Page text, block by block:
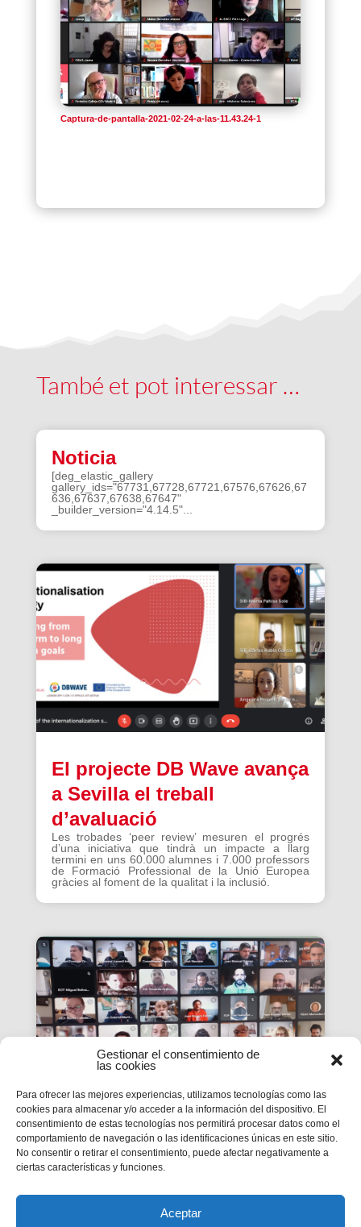
Gestionar el consentimiento de
las cookies
Para ofrecer las mejores experiencias, utilizamos tecnologías como las
cookies para almacenar y/o acceder a la información del dispositivo. El
consentimiento de estas tecnologías nos permitirá procesar datos como el
comportamiento de navegación o las identificaciones únicas en este sitio.
No consentir o retirar el consentimiento, puede afectar negativamente a
ciertas características y funciones.
Aceptar
Captura-de-pantalla-2021-02-24-a-las-11.43.24-1
També et pot interessar …
Noticia
[deg_elastic_gallery
gallery_ids="67731,67728,67721,67576,67626,67
636,67637,67638,67647"
_builder_version="4.14.5"...
El projecte DB Wave avança
a Sevilla el treball
d’avaluació
Les trobades ‘peer review’ mesuren el progrés
d’una iniciativa que tindrà un impacte a llarg
termini en uns 60.000 alumnes i 7.000 professors
de Formació Professional de la Unió Europea
gràcies al foment de la qualitat i la inclusió.
La #PasquaSalesiana 2022
inicia el seu camí de
preparació
Tindran lloc durant el mes d’abril.